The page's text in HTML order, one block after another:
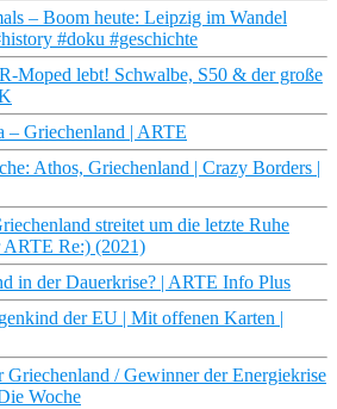
– Boom heute: Leipzig im Wandel
#doku #geschichte
Moped lebt! Schwalbe, S50 & der große
Griechenland | ARTE
Athos, Griechenland | Crazy Borders |
streitet um die letzte Ruhe
Re:) (2021)
in der Dauerkrise? | ARTE Info Plus
der EU | Mit offenen Karten |
/ Gewinner der Energiekrise
Woche